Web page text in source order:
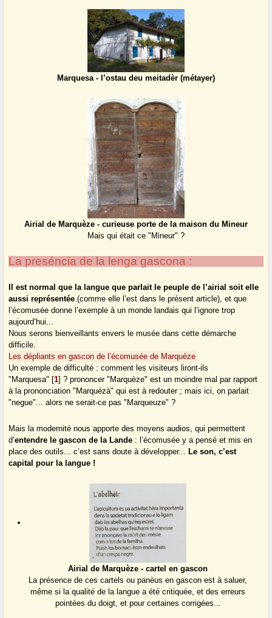
Marquesa - l’ostau deu meitadèr (métayer)
Airial de Marquèze - curieuse porte de la maison du Mineur
Mais qui était ce "Mineur" ?
La preséncia de la lenga gascona :
Il est normal que la langue que parlait le peuple de l’airial soit elle
aussi représentée (comme elle l’est dans le présent article), et que
l’écomusée donne l’exemple à un monde landais qui l’ignore trop
aujourd’hui...
Nous serons bienveillants envers le musée dans cette démarche
difficile.
Les dépliants en gascon de l’écomusée de Marquèze
Un exemple de difficulté : comment les visiteurs liront-ils
"Marquesa" [1] ? prononcer "Marquèze" est un moindre mal par rapport
à la prononciation "Marquézà" qui est à redouter ; mais ici, on parlait
"negue"... alors ne serait-ce pas "Marqueuze" ?
Mais la modernité nous apporte des moyens audios, qui permettent
d’entendre le gascon de la Lande : l’écomusée y a pensé et mis en
place des outils... c’est sans doute à développer... Le son, c’est
capital pour la langue !
Airial de Marquèze - cartel en gascon
La présence de ces cartels ou panèus en gascon est à saluer,
même si la qualité de la langue a été critiquée, et des erreurs
pointées du doigt, et pour certaines corrigées...